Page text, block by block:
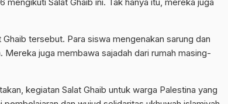
tersebut. Para siswa mengenakan sarung dan
juga membawa sajadah dari rumah masing-
kegiatan Salat Ghaib untuk warga Palestina yang